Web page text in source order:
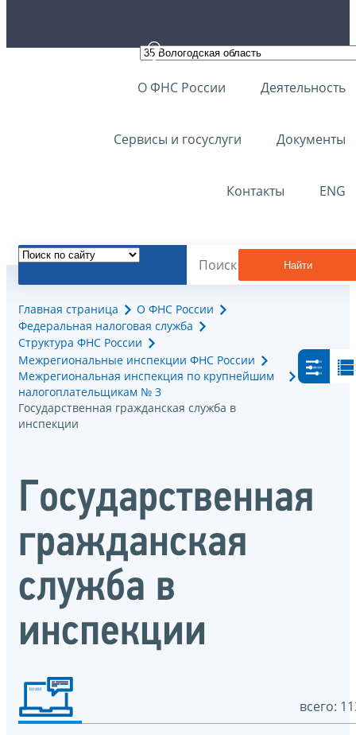
О ФНС России Деятельность
Сервисы и госуслуги Документы
Контакты ENG
Найти
Главная страница
О ФНС России
Федеральная налоговая служба
Структура ФНС России
Межрегиональные инспекции ФНС России
Межрегиональная инспекция по крупнейшим
налогоплательщикам № 3
Государственная гражданская служба в
инспекции
Государственная
гражданская
служба в
инспекции
всего: